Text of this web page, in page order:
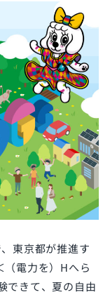
東京都が推進す
（電力を）Hへら
できて、夏の自由